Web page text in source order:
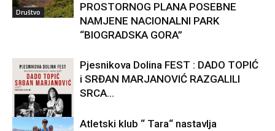
Društvo
PROSTORNOG PLANA POSEBNE
NAMJENE NACIONALNI PARK
“BIOGRADSKA GORA”
Pjesnikova Dolina FEST : DADO TOPIĆ
i SRĐAN MARJANOVIĆ RAZGALILI
SRCA...
Atletski klub “ Tara“ nastavlja